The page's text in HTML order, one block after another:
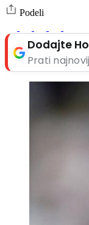
Podeli
Dodajte
Prati